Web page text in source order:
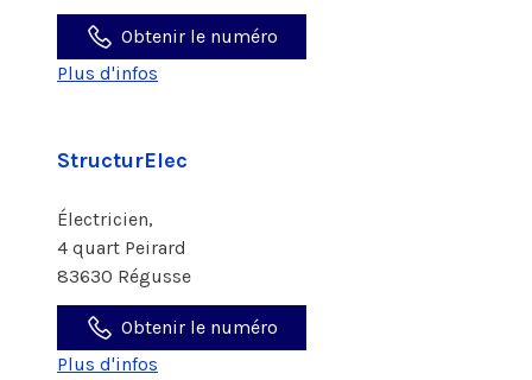
Obtenir le numéro
Plus d'infos
StructurElec
Électricien,
4 quart Peirard
83630 Régusse
Obtenir le numéro
Plus d'infos